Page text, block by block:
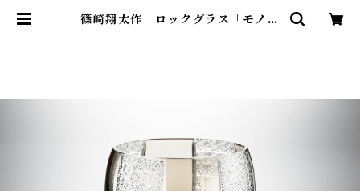
篠崎翔太作 ロックグラス「モノク